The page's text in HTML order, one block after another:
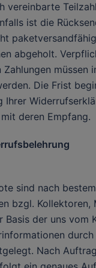
vereinbarte
ist die
abgeholt.
müssen
Die Frist
Ihrer
deren Empfang.
sind nach
bzgl. Kollektoren,
Basis der uns vom
Nach